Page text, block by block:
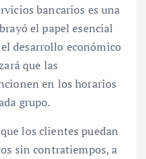
bancarios es una
el papel esencial
desarrollo económico
que las
en los horarios
grupo.
los clientes puedan
sin contratiempos, a